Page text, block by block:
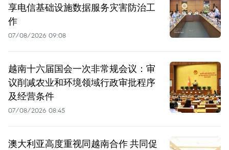
享电信基础设施数据服务灾害防治工
作
07/08/2026 09:08
越南十六届国会一次非常规会议：审
议削减农业和环境领域行政审批程序
及经营条件
07/08/2026 08:45
澳大利亚高度重视同越南合作 共同促